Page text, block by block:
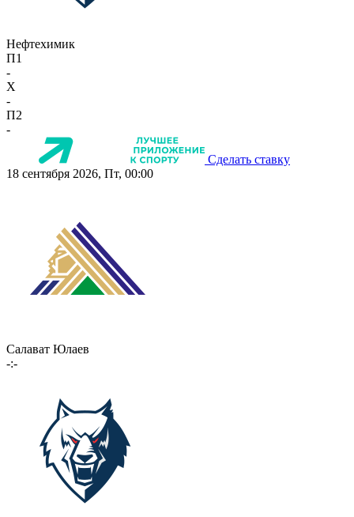
Нефтехимик
П1
-
X
-
П2
-
Сделать ставку
18 сентября 2026, Пт, 00:00
Салават Юлаев
-:-